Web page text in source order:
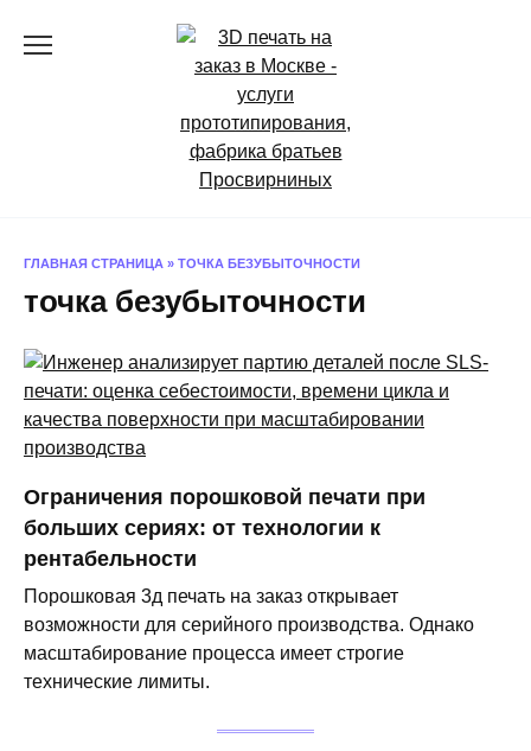
ГЛАВНАЯ СТРАНИЦА » ТОЧКА БЕЗУБЫТОЧНОСТИ
точка безубыточности
Ограничения порошковой печати при
больших сериях: от технологии к
рентабельности
Порошковая 3д печать на заказ открывает
возможности для серийного производства. Однако
масштабирование процесса имеет строгие
технические лимиты.